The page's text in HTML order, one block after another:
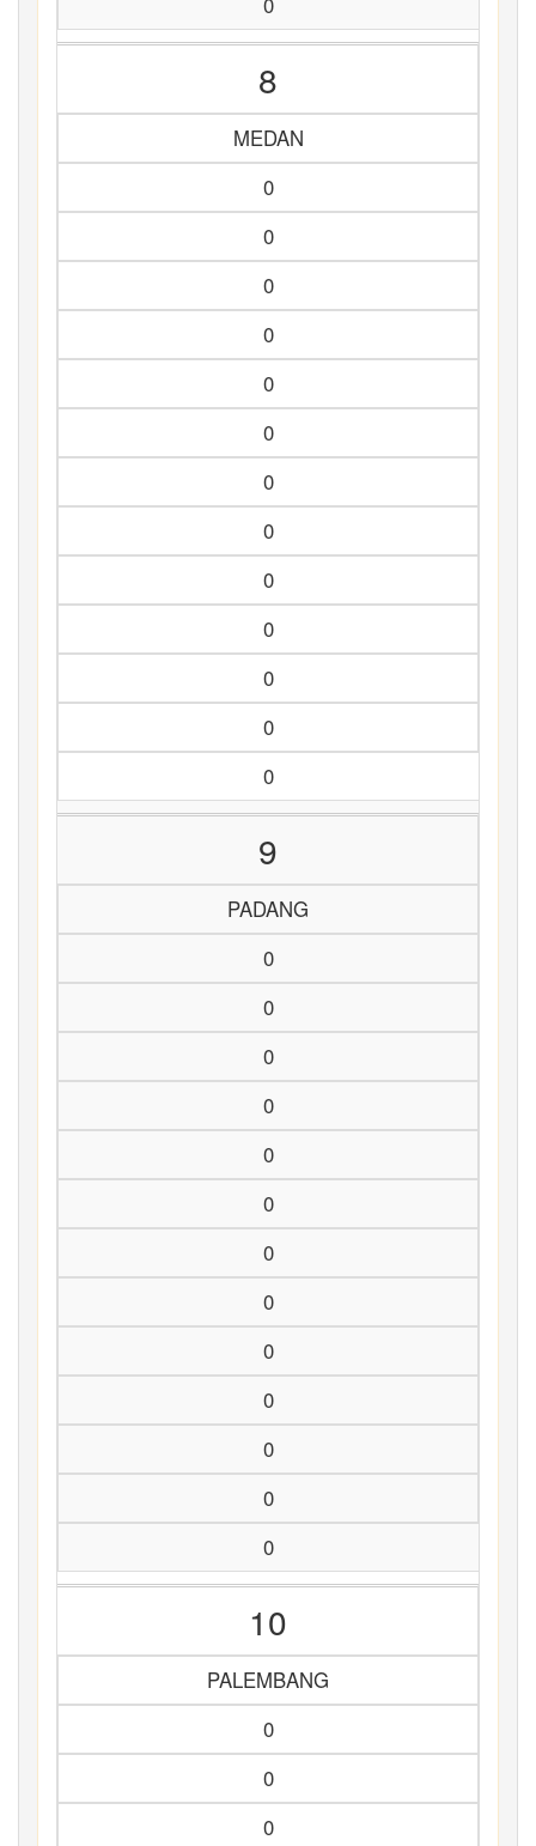
8
MEDAN
0
0
0
0
0
0
0
0
0
0
0
0
0
9
PADANG
0
0
0
0
0
0
0
0
0
0
0
0
0
10
PALEMBANG
0
0
0